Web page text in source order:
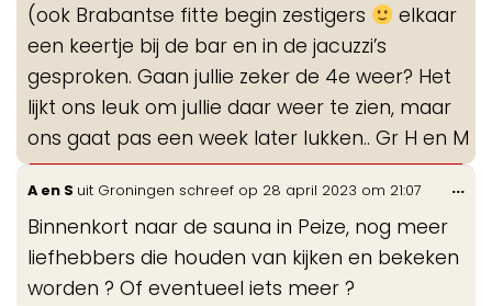
(ook Brabantse fitte begin zestigers
elkaar
een keertje bij de bar en in de jacuzzi’s
gesproken. Gaan jullie zeker de 4e weer? Het
lijkt ons leuk om jullie daar weer te zien, maar
ons gaat pas een week later lukken.. Gr H en M
A en S uit Groningen schreef op 28 april 2023 om 21:07
Binnenkort naar de sauna in Peize, nog meer
liefhebbers die houden van kijken en bekeken
worden ? Of eventueel iets meer ?
...